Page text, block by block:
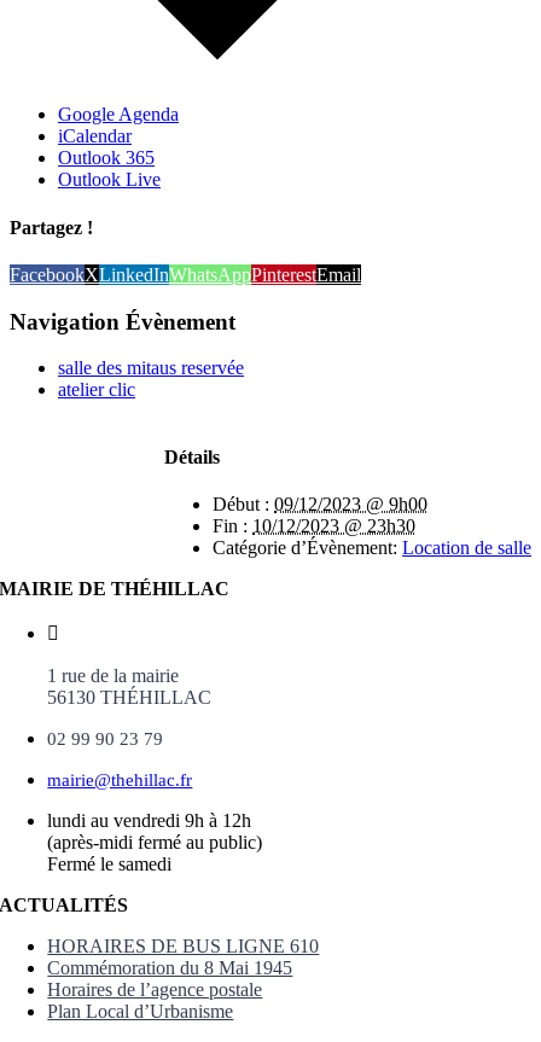
Google Agenda
iCalendar
Outlook 365
Outlook Live
Partagez !
FacebookXLinkedInWhatsAppPinterestEmail
Navigation Évènement
salle des mitaus reservée
atelier clic
Détails
Début : 09/12/2023 @ 9h00
Fin : 10/12/2023 @ 23h30
Catégorie d’Évènement: Location de salle
MAIRIE DE THÉHILLAC
1 rue de la mairie
56130 THÉHILLAC
02 99 90 23 79
mairie@thehillac.fr
lundi au vendredi 9h à 12h
(après-midi fermé au public)
Fermé le samedi
ACTUALITÉS
HORAIRES DE BUS LIGNE 610
Commémoration du 8 Mai 1945
Horaires de l’agence postale
Plan Local d’Urbanisme